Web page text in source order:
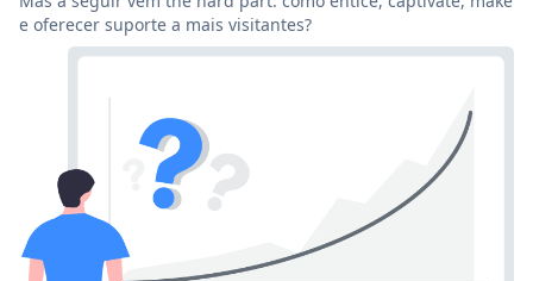
e oferecer suporte a mais visitantes?